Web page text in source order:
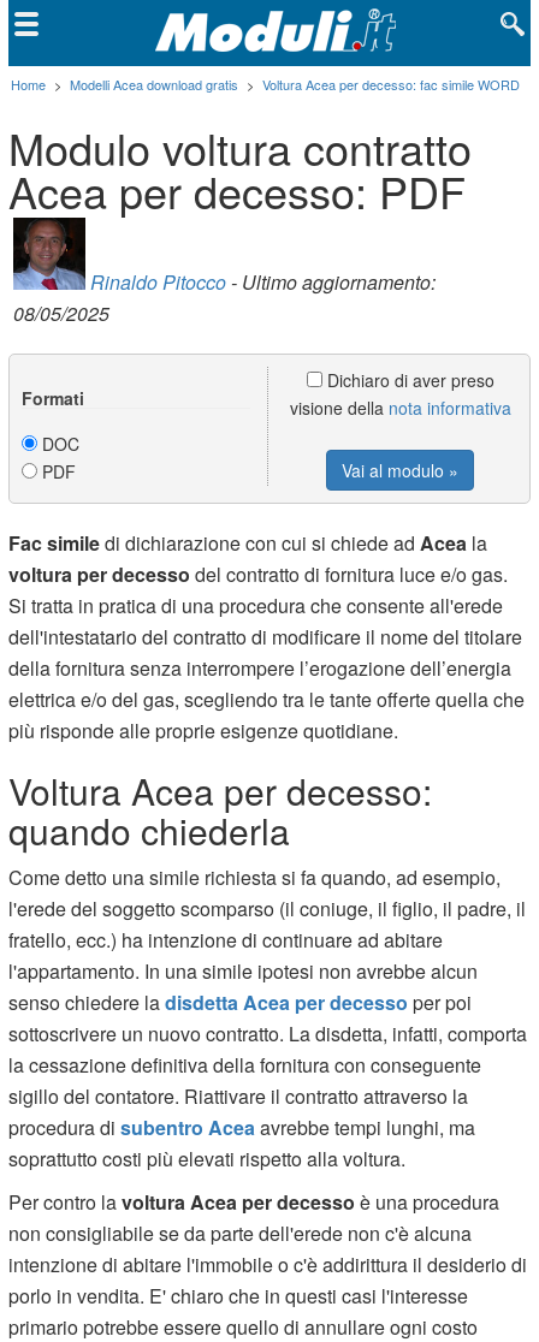
Home > Modelli Acea download gratis > Voltura Acea per decesso: fac simile WORD
Modulo voltura contratto
Acea per decesso: PDF
Rinaldo Pitocco- Ultimo aggiornamento:
08/05/2025
Formati
DOC
PDF
Dichiaro di aver preso
visione della nota informativa
Vai al modulo »
Fac similedi dichiarazione con cui si chiede ad Acea la
voltura per decesso del contratto di fornitura luce e/o gas.
Si tratta in pratica di una procedura che consente all'erede
dell'intestatario del contratto di modificare il nome del titolare
della fornitura senza interrompere l’erogazione dell’energia
elettrica e/o del gas, scegliendo tra le tante offerte quella che
più rispondealle proprie esigenze quotidiane.
Voltura Acea per decesso:
quando chiederla
Come detto una simile richiesta si fa quando, ad esempio,
l'erede del soggetto scomparso (il coniuge, il figlio, il padre, il
fratello, ecc.) ha intenzione di continuare ad abitare
l'appartamento. In una simile ipotesi non avrebbe alcun
senso chiedere ladisdetta Acea per decesso per poi
sottoscrivere un nuovo contratto. La disdetta, infatti, comporta
la cessazione definitiva della fornitura con conseguente
sigillo del contatore. Riattivare il contratto attraverso la
procedura disubentro Acea avrebbe tempi lunghi, ma
soprattutto costi più elevati rispetto alla voltura.
Per contro lavoltura Acea per decesso è una procedura
non consigliabile se da parte dell'erede non c'è alcuna
intenzione di abitare l'immobile o c'è addirittura il desiderio di
porlo in vendita. E' chiaro che in questi casi l'interesse
primario potrebbe essere quello di annullare ogni costo